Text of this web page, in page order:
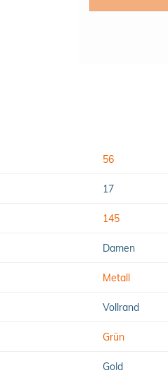
56
17
145
Damen
Metall
Vollrand
Grün
Gold